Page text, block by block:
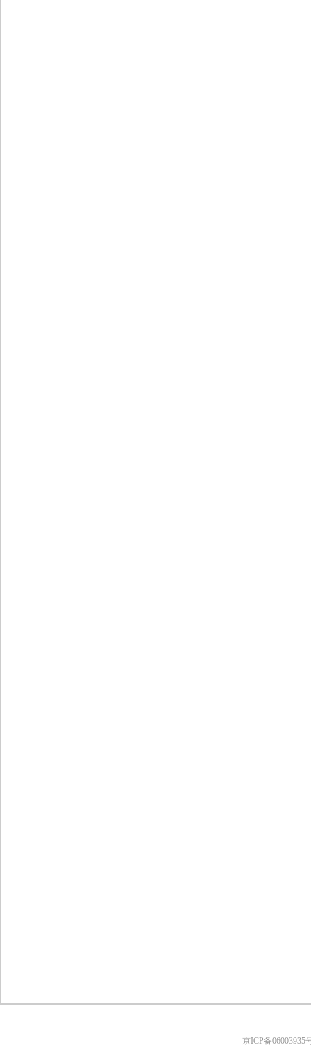
京ICP备06003935